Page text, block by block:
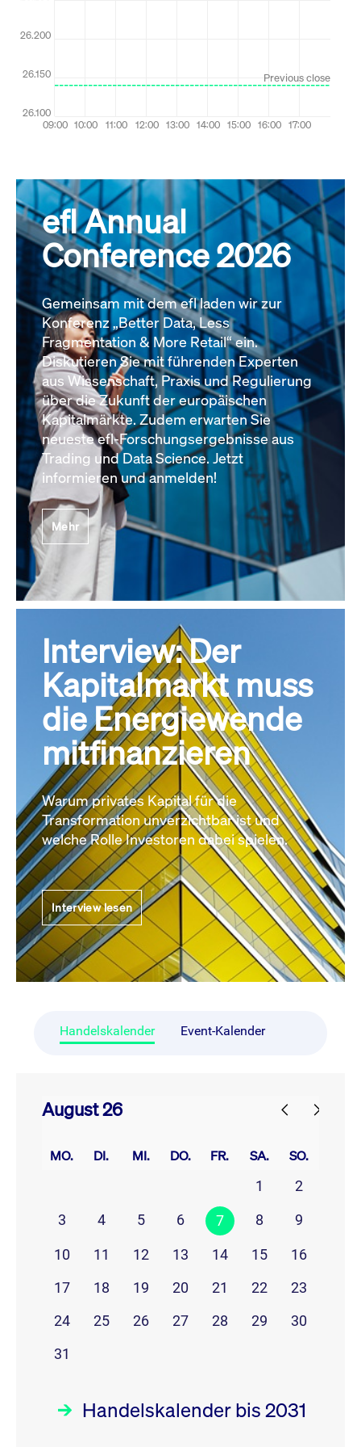
efl Annual
Conference 2026
Gemeinsam mit dem efl laden wir zur
Konferenz „Better Data, Less
Fragmentation & More Retail“ ein.
Diskutieren Sie mit führenden Experten
aus Wissenschaft, Praxis und Regulierung
über die Zukunft der europäischen
Kapitalmärkte. Zudem erwarten Sie
neueste efl-Forschungsergebnisse aus
Trading und Data Science. Jetzt
informieren und anmelden!
Mehr
Interview: Der
Kapitalmarkt muss
die Energiewende
mitfinanzieren
Warum privates Kapital für die
Transformation unverzichtbar ist und
welche Rolle Investoren dabei spielen.
Interview lesen
Handelskalender Event-Kalender
August 26
MO. DI. MI. DO. FR. SA. SO.
1
2
3
4 5 6 7 8 9
10 11 12 13 14 15
16
17
18 19 20 21 22
23
24
25 26 27 28 29
30
31
Handelskalender bis 2031